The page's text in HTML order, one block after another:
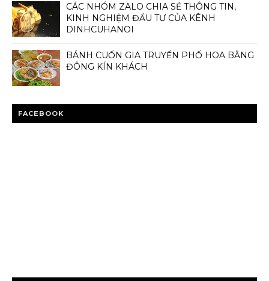
CÁC NHÓM ZALO CHIA SẺ THÔNG TIN,
KINH NGHIỆM ĐẦU TƯ CỦA KÊNH
DINHCUHANOI
BÁNH CUỐN GIA TRUYỀN PHỐ HOA BẰNG
ĐÔNG KÍN KHÁCH
FACEBOOK